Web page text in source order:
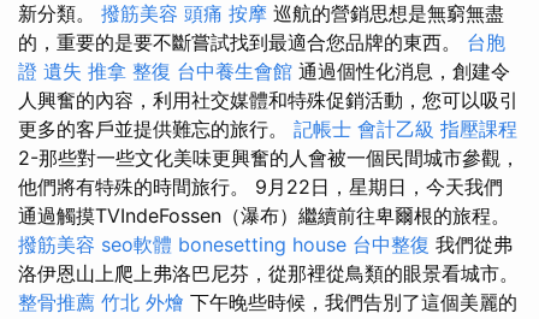
新分類。 撥筋美容 頭痛 按摩 巡航的營銷思想是無窮無盡
的，重要的是要不斷嘗試找到最適合您品牌的東西。 台胞
證 遺失 推拿 整復 台中養生會館 通過個性化消息，創建令
人興奮的內容，利用社交媒體和特殊促銷活動，您可以吸引
更多的客戶並提供難忘的旅行。 記帳士 會計乙級 指壓課程
2-那些對一些文化美味更興奮的人會被一個民間城市參觀，
他們將有特殊的時間旅行。 9月22日，星期日，今天我們
通過觸摸TVIndeFossen（瀑布）繼續前往卑爾根的旅程。
撥筋美容 seo軟體 bonesetting house 台中整復 我們從弗
洛伊恩山上爬上弗洛巴尼芬，從那裡從鳥類的眼景看城市。
整骨推薦 竹北 外燴 下午晚些時候，我們告別了這個美麗的